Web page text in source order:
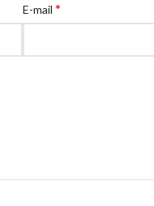
E-mail *